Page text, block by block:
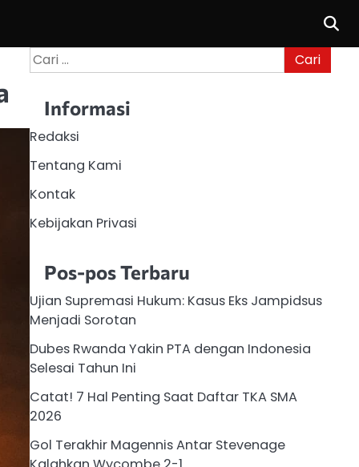
Cari
untuk:
Informasi
Redaksi
Tentang Kami
Kontak
Kebijakan Privasi
Pos-pos Terbaru
Ujian Supremasi Hukum: Kasus Eks Jampidsus
Menjadi Sorotan
Dubes Rwanda Yakin PTA dengan Indonesia
Selesai Tahun Ini
Catat! 7 Hal Penting Saat Daftar TKA SMA
2026
Gol Terakhir Magennis Antar Stevenage